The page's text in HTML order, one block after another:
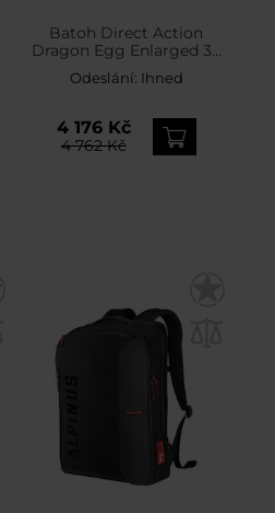
Batoh Direct Action
Dragon Egg Enlarged 30
l – Shadow Grey
Odeslání: Ihned
4 176 Kč
4 762 Kč